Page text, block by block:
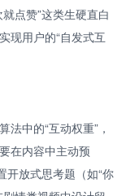
点赞”这类生硬直白
现用户的“自发式互
中的“互动权重”，
在内容中主动预
开放式思考题（如“你